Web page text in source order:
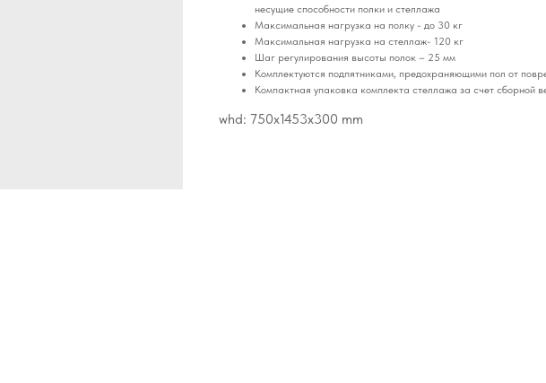
несущие способности полки и стеллажа
Максимальная нагрузка на полку - до 30 кг
Максимальная нагрузка на стеллаж- 120 кг
Шаг регулирования высоты полок – 25 мм
Комплектуются подпятниками, предохраняющими пол от
Компактная упаковка комплекта стеллажа за счет сборной
whd: 750x1453x300 mm